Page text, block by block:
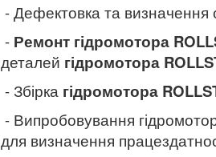
- Дефектовка та визначення
- Ремонт гідромотора
деталей гідромотора
- Збірка гідромотора
- Випробовування
для визначення